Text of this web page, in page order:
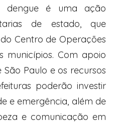
dengue é uma ação
de estado, que
Centro de Operações
municípios. Com apoio
Paulo e os recursos
poderão investir
e emergência, além de
e comunicação em